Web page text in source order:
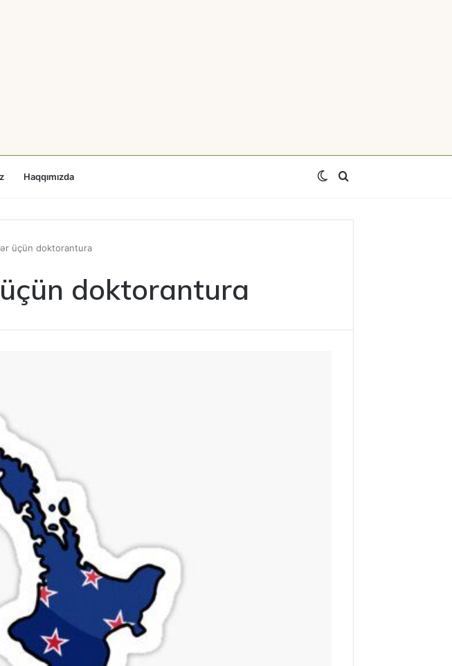
Haqqımızda Axtar
Switch
skin
üçün doktorantura
doktorantura